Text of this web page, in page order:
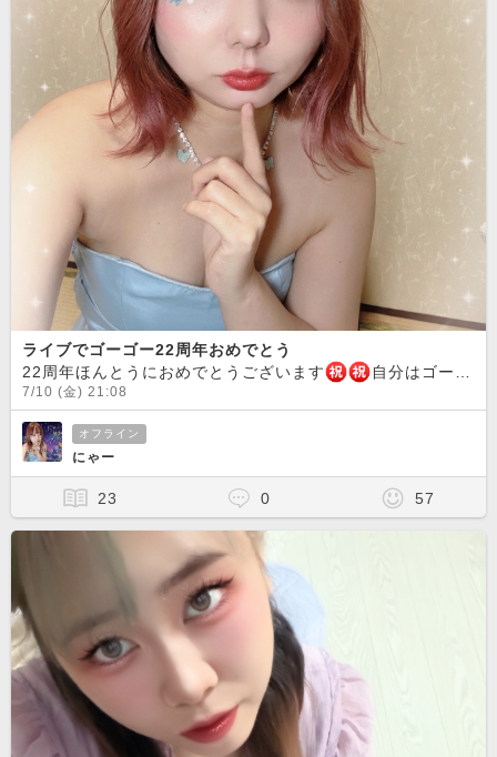
ライブでゴーゴー22周年おめでとう
22周年ほんとうにおめでとうございます
️自分はゴーゴー5年目になりますが、楽しいことが沢山あったなと感じます。時には悲しくなることもあったけど、こんなに長く続けて来れたのは優しくて、面白い会員さんのおかげ(*´ω`*)いつもありがとう。今回のお写真はいつもと違った雰囲気を出したくて、何回も撮りました！
7/10 (金) 21:08
オフライン
にゃー
23 0 57